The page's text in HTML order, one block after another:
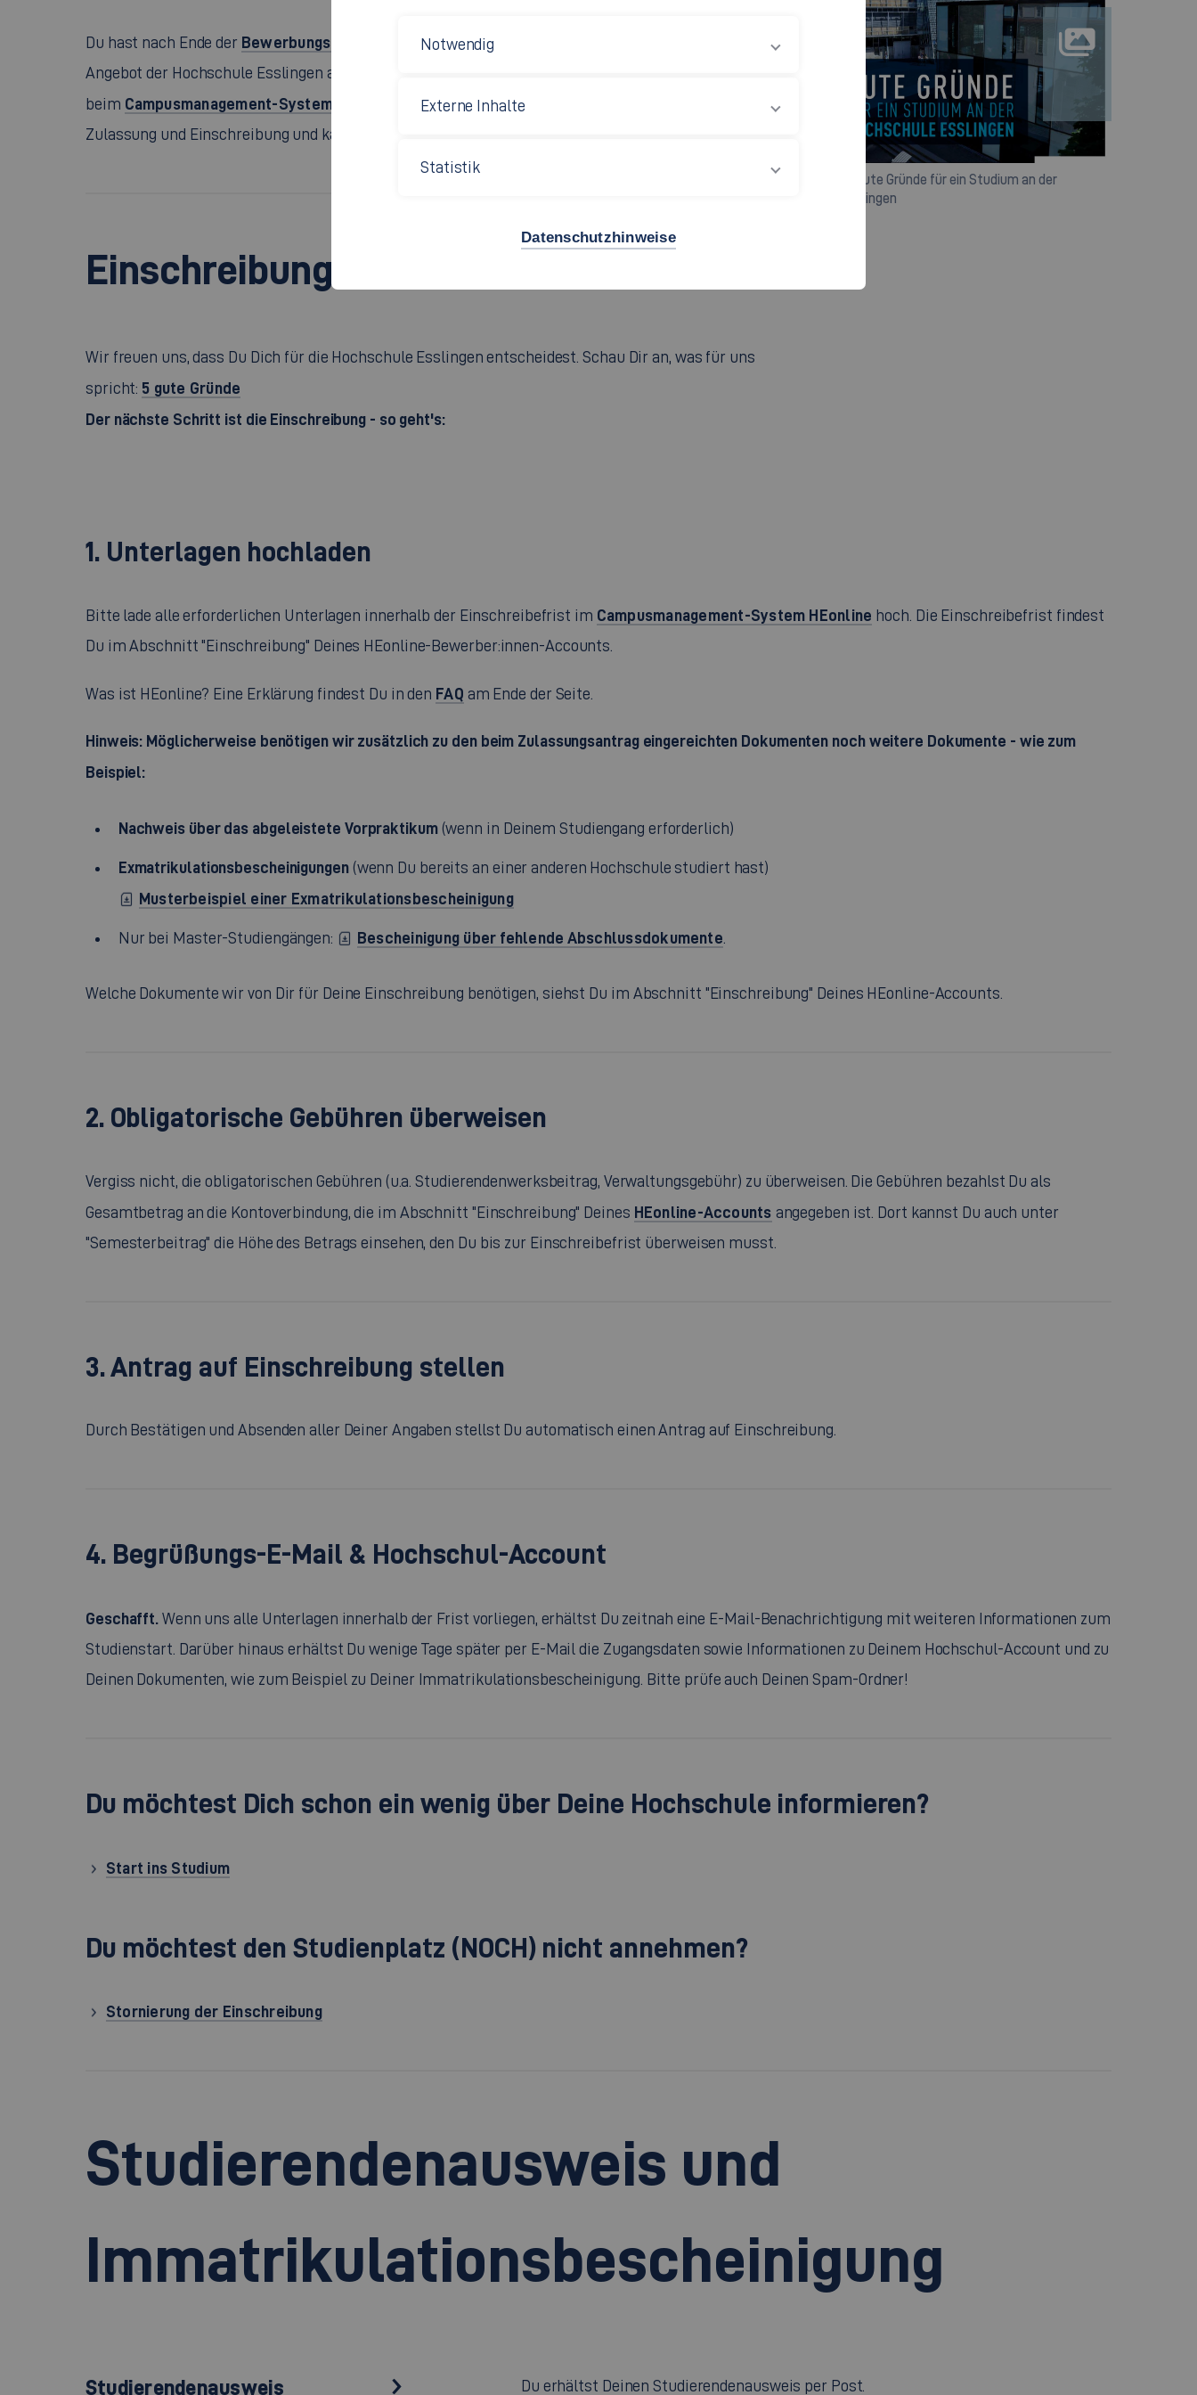
Bildergalerie: 5 gute Gründe für ein Studium an der
Hochschule Esslingen
Du hast nach Ende der Bewerbungsfrist
eine Zulassungsbestätigung per E-Mail erhalten und ein
Angebot der Hochschule Esslingen angenommen. Bitte schaue regelmäßig in Deinen Account
beim Campusmanagement-System HEonline
- hier findest Du wichtige Informationen zur
Zulassung und Einschreibung und kannst den Zulassungsbescheid herunterladen.
Einschreibung
Wir freuen uns, dass Du Dich für die Hochschule Esslingen entscheidest. Schau Dir an, was für uns
spricht: 5 gute Gründe
Der nächste Schritt ist die Einschreibung - so geht's:
1. Unterlagen hochladen
Bitte lade alle erforderlichen Unterlagen innerhalb der Einschreibefrist im Campusmanagement-System HEonline hoch. Die Einschreibefrist findest
Du im Abschnitt "Einschreibung" Deines HEonline-Bewerber:innen-Accounts.
Was ist HEonline? Eine Erklärung findest Du in den FAQ am Ende der Seite.
Hinweis: Möglicherweise benötigen wir zusätzlich zu den beim Zulassungsantrag eingereichten Dokumenten noch weitere Dokumente - wie zum
Beispiel:
Nachweis über das abgeleistete Vorpraktikum(wenn in Deinem Studiengang erforderlich)
Exmatrikulationsbescheinigungen (wenn Du bereits an einer anderen Hochschule studiert hast)
Musterbeispiel einer Exmatrikulationsbescheinigung
Nur bei Master-Studiengängen: Bescheinigung über fehlende Abschlussdokumente.
Welche Dokumente wir von Dir für Deine Einschreibung benötigen, siehst Du im Abschnitt "Einschreibung" Deines HEonline-Accounts.
2. Obligatorische Gebühren überweisen
Vergiss nicht, die obligatorischen Gebühren (u.a. Studierendenwerksbeitrag, Verwaltungsgebühr) zu überweisen. Die Gebühren bezahlst Du als
Gesamtbetrag an die Kontoverbindung, die im Abschnitt "Einschreibung" Deines HEonline-Accounts angegeben ist. Dort kannst Du auch unter
"Semesterbeitrag" die Höhe des Betrags einsehen, den Du bis zur Einschreibefrist überweisen musst.
3. Antrag auf Einschreibung stellen
Durch Bestätigen und Absenden aller Deiner Angaben stellst Du automatisch einen Antrag auf Einschreibung.
4. Begrüßungs-E-Mail & Hochschul-Account
Geschafft. Wenn uns alle Unterlagen innerhalb der Frist vorliegen, erhältst Du zeitnah eine E-Mail-Benachrichtigung mit weiteren Informationen zum
Studienstart. Darüber hinaus erhältst Du wenige Tage später per E-Mail die Zugangsdaten sowie Informationen zu Deinem Hochschul-Account und zu
Deinen Dokumenten, wie zum Beispiel zu Deiner Immatrikulationsbescheinigung. Bitte prüfe auch Deinen Spam-Ordner!
Du möchtest Dich schon ein wenig über Deine Hochschule informieren?
Start ins Studium
Du möchtest den Studienplatz (NOCH) nicht annehmen?
Stornierung der Einschreibung
Studierendenausweis und
Immatrikulationsbescheinigung
Studierendenausweis Du erhältst Deinen Studierendenausweis per Post.
Notwendig
Externe Inhalte
Statistik
Datenschutzhinweise